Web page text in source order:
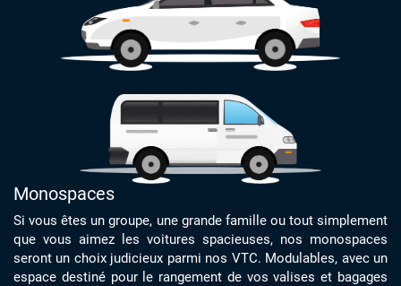
Monospaces
Si vous êtes un groupe, une grande famille ou tout simplement
que vous aimez les voitures spacieuses, nos monospaces
seront un choix judicieux parmi nos VTC. Modulables, avec un
espace destiné pour le rangement de vos valises et bagages